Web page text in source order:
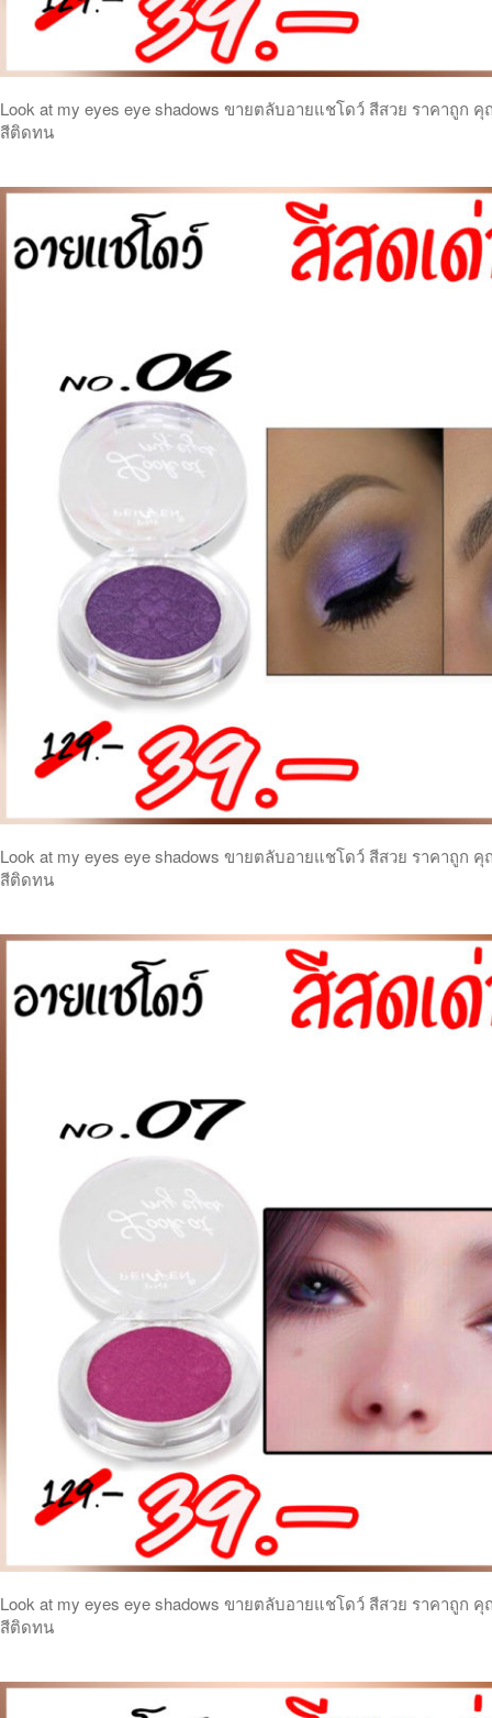
Look at my eyes eye shadows ขายตลับอายแชโดว์ สีสวย ราคาถูก
สีติดทน
Look at my eyes eye shadows ขายตลับอายแชโดว์ สีสวย ราคาถูก
สีติดทน
Look at my eyes eye shadows ขายตลับอายแชโดว์ สีสวย ราคาถูก
สีติดทน